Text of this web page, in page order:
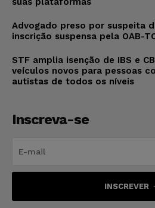
Advogado preso por suspeita
inscrição suspensa pela OAB-
STF amplia isenção de IBS e
veículos novos para pessoas
autistas de todos os níveis
Inscreva-se
INSCREVER